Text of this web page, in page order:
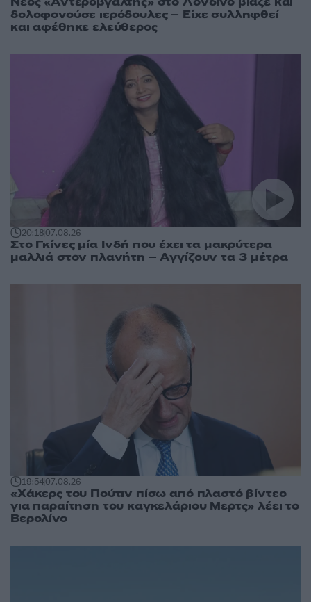
δολοφονούσε ιερόδουλες – Είχε συλληφθεί
και αφέθηκε ελεύθερος
20:1807.08.26
Στο Γκίνες μία Ινδή που έχει τα μακρύτερα
μαλλιά στον πλανήτη – Αγγίζουν τα 3 μέτρα
19:5407.08.26
«Χάκερς του Πούτιν πίσω από πλαστό βίντεο
για παραίτηση του καγκελάριου Μερτς» λέει το
Βερολίνο